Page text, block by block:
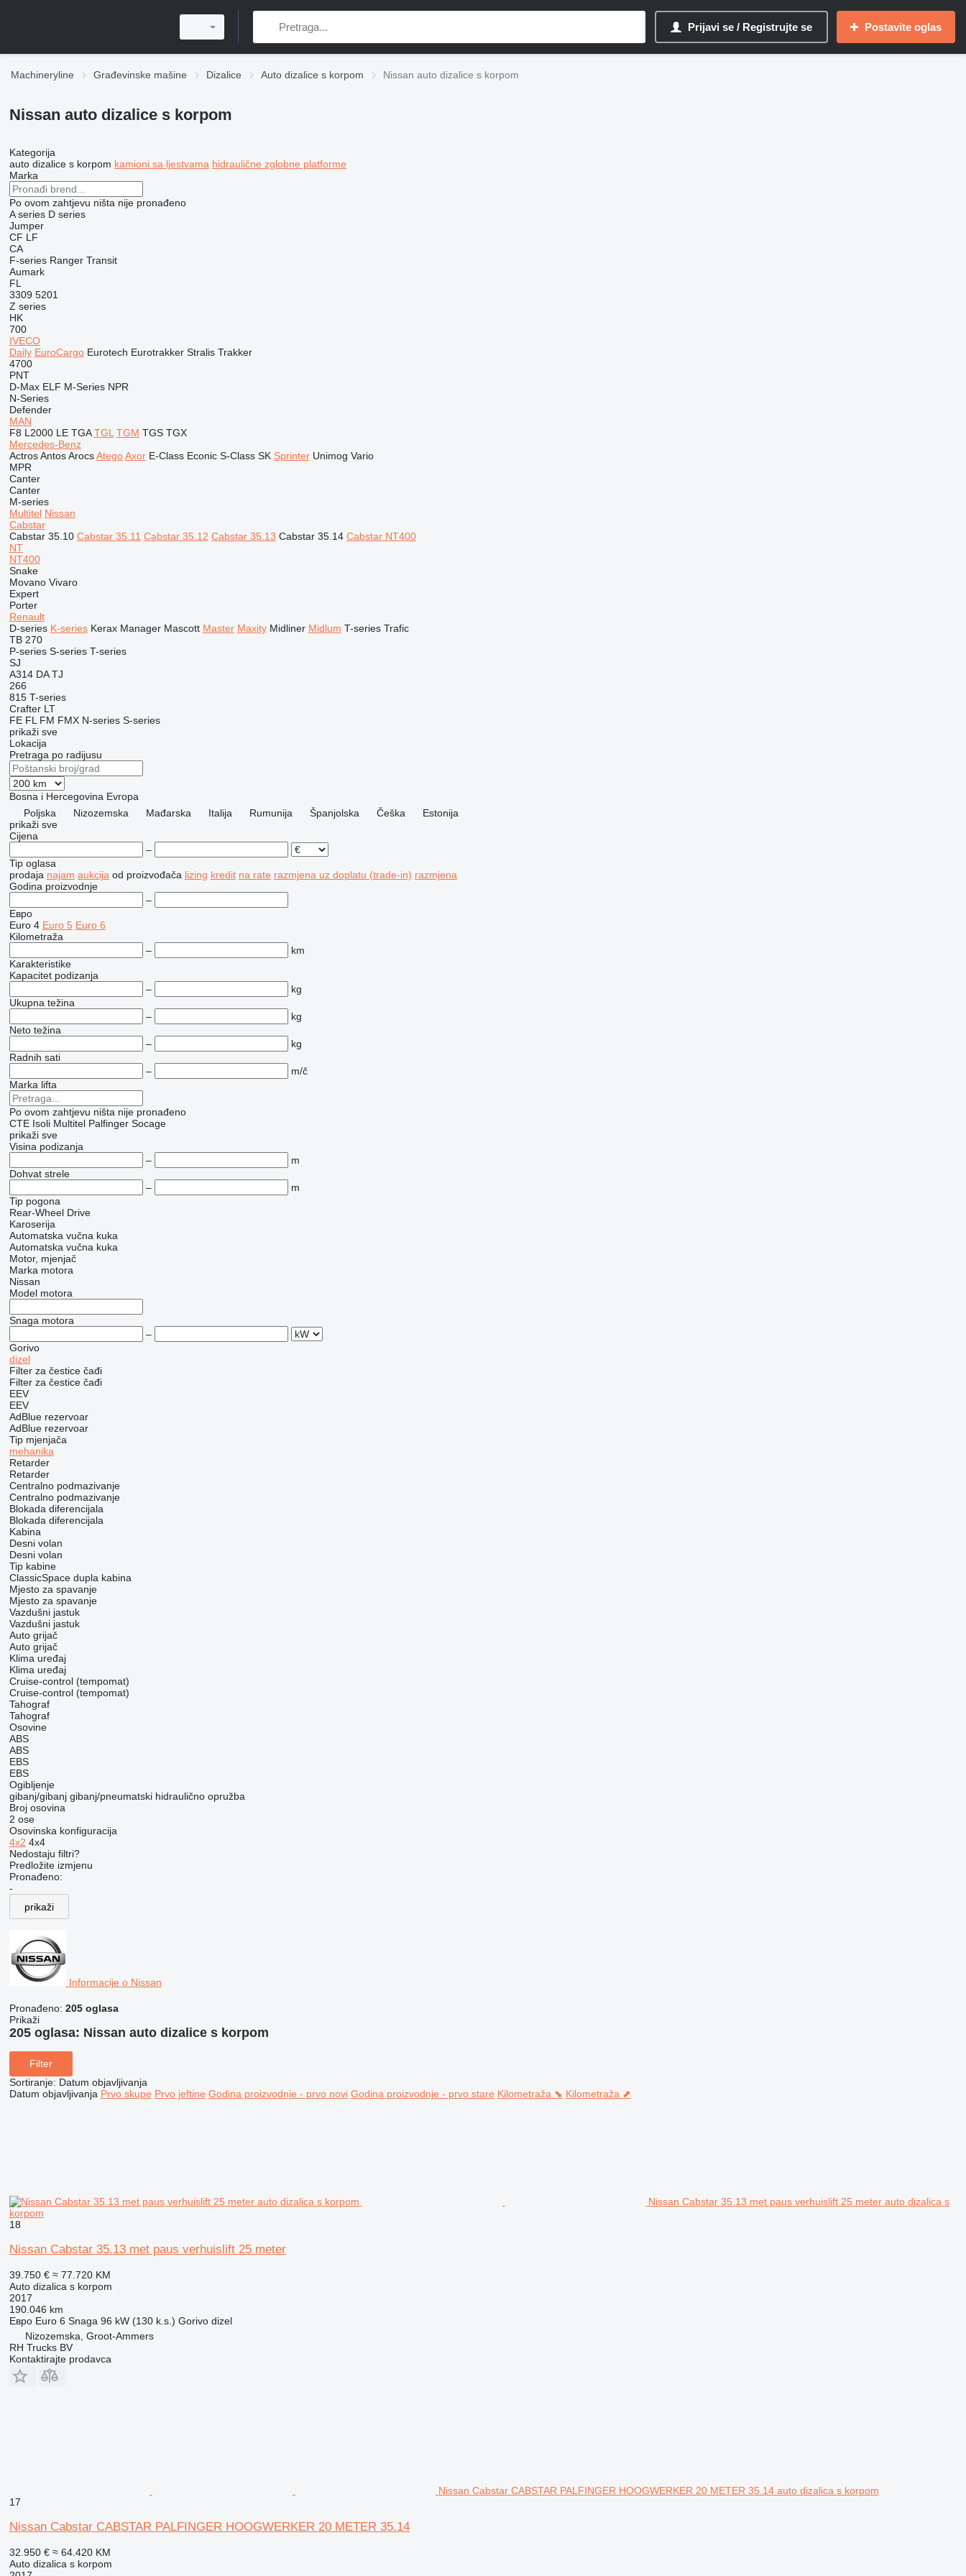
Prijavi se / Registrujte se Postavite oglas
Machineryline Građevinske mašine Dizalice Auto dizalice s korpom Nissan auto dizalice s korpom
Nissan auto dizalice s korpom
Kategorija
auto dizalice s korpom kamioni sa ljestvama hidraulične zglobne platforme
Marka
Po ovom zahtjevu ništa nije pronađeno
A series D series
Jumper
CF LF
CA
F-series Ranger Transit
Aumark
FL
3309 5201
Z series
HK
700
IVECO
Daily EuroCargo Eurotech Eurotrakker Stralis Trakker
4700
PNT
D-Max ELF M-Series NPR
N-Series
Defender
MAN
F8 L2000 LE TGA TGL TGM TGS TGX
Mercedes-Benz
Actros Antos Arocs Atego Axor E-Class Econic S-Class SK Sprinter Unimog Vario
MPR
Canter
Canter
M-series
Multitel Nissan
Cabstar
Cabstar 35.10 Cabstar 35.11 Cabstar 35.12 Cabstar 35.13 Cabstar 35.14 Cabstar NT400
NT
NT400
Snake
Movano Vivaro
Expert
Porter
Renault
D-series K-series Kerax Manager Mascott Master Maxity Midliner Midlum T-series Trafic
TB 270
P-series S-series T-series
SJ
A314 DA TJ
266
815 T-series
Crafter LT
FE FL FM FMX N-series S-series
prikaži sve
Lokacija
Pretraga po radijusu
Bosna i Hercegovina Evropa
Poljska
Nizozemska Mađarska Italija Rumunija Španjolska Češka
Estonija
prikaži sve
Cijena
–
Tip oglasa
prodaja najam aukcija od proizvođača lizing kredit na rate razmjena uz doplatu (trade-in) razmjena
Godina proizvodnje
–
Евро
Euro 4 Euro 5 Euro 6
Kilometraža
–
km
Karakteristike
Kapacitet podizanja
–
kg
Ukupna težina
–
kg
Neto težina
–
kg
Radnih sati
–
m/č
Marka lifta
Po ovom zahtjevu ništa nije pronađeno
CTE Isoli Multitel Palfinger Socage
prikaži sve
Visina podizanja
–
m
Dohvat strele
–
m
Tip pogona
Rear-Wheel Drive
Karoserija
Automatska vučna kuka
Automatska vučna kuka
Motor, mjenjač
Marka motora
Nissan
Model motora
Snaga motora
–
Gorivo
dizel
Filter za čestice čađi
Filter za čestice čađi
EEV
EEV
AdBlue rezervoar
AdBlue rezervoar
Tip mјenjača
mehanika
Retarder
Retarder
Centralno podmazivanje
Centralno podmazivanje
Blokada diferencijala
Blokada diferencijala
Kabina
Desni volan
Desni volan
Tip kabine
ClassicSpace dupla kabina
Mjesto za spavanje
Mjesto za spavanje
Vazdušni jastuk
Vazdušni jastuk
Auto grijač
Auto grijač
Klima uređaj
Klima uređaj
Cruise-control (tempomat)
Cruise-control (tempomat)
Tahograf
Tahograf
Osovine
ABS
ABS
EBS
EBS
Ogibljenje
gibanj/gibanj gibanj/pneumatski hidraulično opružba
Broj osovina
2 ose
Osovinska konfiguracija
4x2 4x4
Nedostaju filtri?
Predložite izmjenu
Pronađeno:
-
prikaži
Informacije o Nissan
Pronađeno: 205 oglasa
Prikaži
205 oglasa: Nissan auto dizalice s korpom
Filter
Sortiranje: Datum objavljivanja
Datum objavljivanja Prvo skupe Prvo jeftine Godina proizvodnje - prvo novi Godina proizvodnje - prvo stare Kilometraža ⬊ Kilometraža ⬈
Nissan Cabstar 35.13 met paus verhuislift 25 meter auto dizalica s
korpom
18
Nissan Cabstar 35.13 met paus verhuislift 25 meter
39.750 € ≈ 77.720 KM
Auto dizalica s korpom
2017
190.046 km
Евро Euro 6 Snaga 96 kW (130 k.s.) Gorivo dizel
Nizozemska, Groot-Ammers
RH Trucks BV
Kontaktirajte prodavca
Nissan Cabstar CABSTAR PALFINGER HOOGWERKER 20 METER 35.14 auto dizalica s korpom
17
Nissan Cabstar CABSTAR PALFINGER HOOGWERKER 20 METER 35.14
32.950 € ≈ 64.420 KM
Auto dizalica s korpom